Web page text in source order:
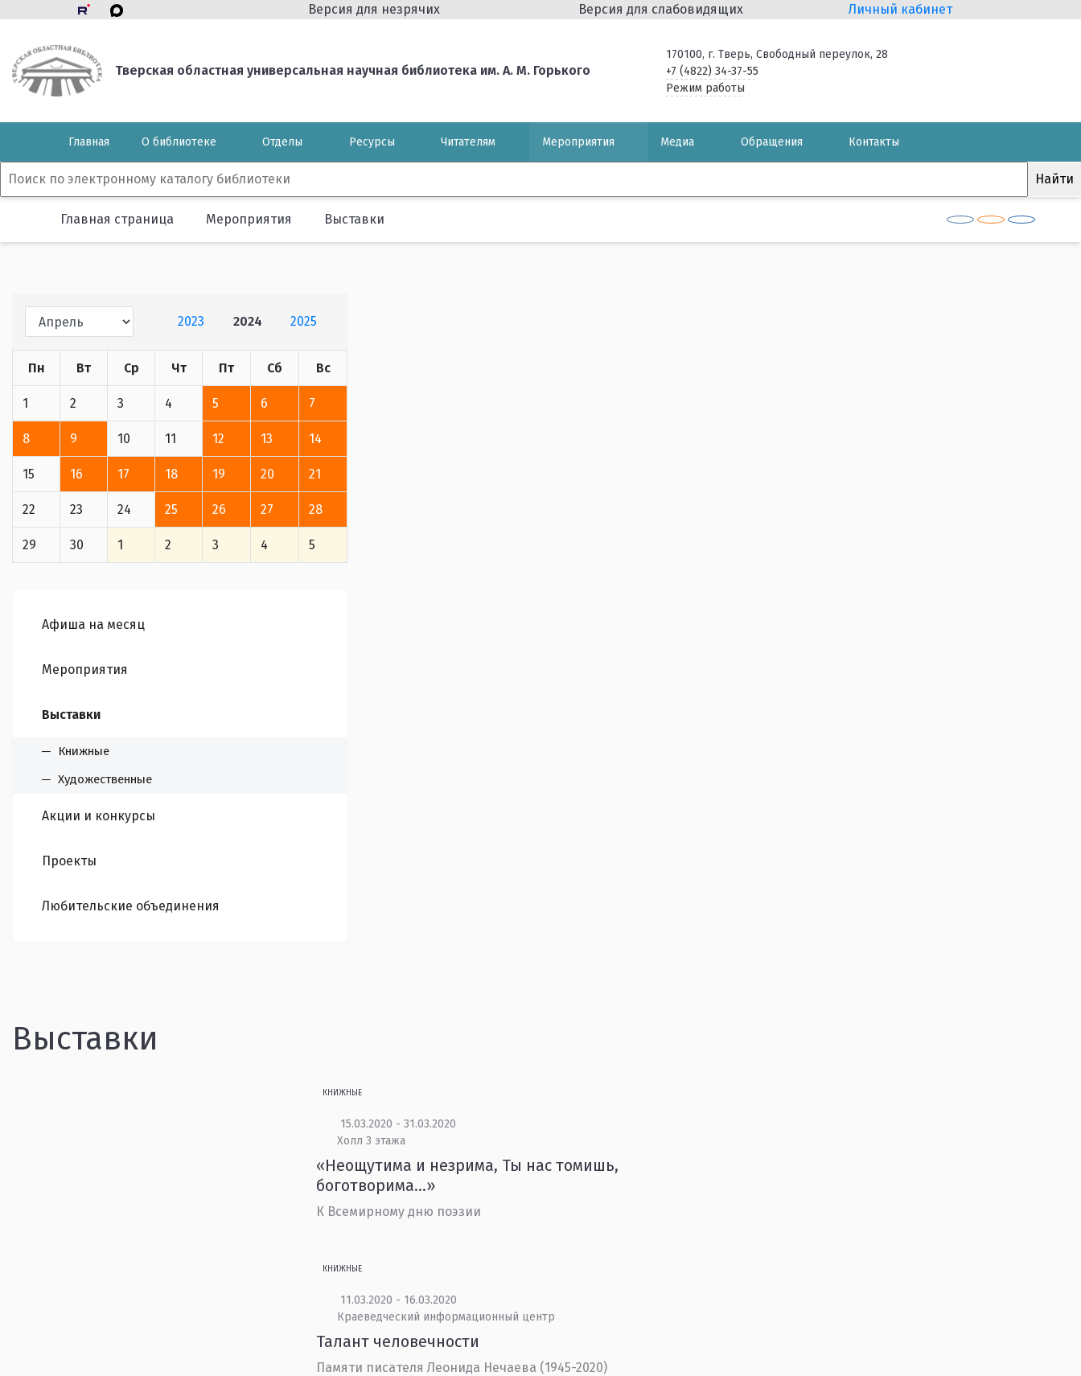
Версия для незрячих Версия для слабовидящих Личный кабинет
Тверская областная универсальная научная библиотека им. А. М. Горького
170100, г. Тверь, Свободный переулок, 28
+7 (4822) 34-37-55
Режим работы
Главная О библиотеке Отделы Ресурсы Читателям Мероприятия Медиа Обращения Контакты
Главная страница Мероприятия Выставки
2023 2024 2025
Пн Вт Ср Чт Пт Сб Вс
1 2 3 4 5 6 7
8 9 10 11 12 13 14
15 16 17 18 19 20 21
22 23 24 25 26 27 28
29 30 1 2 3 4 5
Афиша на месяц
Мероприятия
Выставки
Книжные
Художественные
Акции и конкурсы
Проекты
Любительские объединения
Выставки
КНИЖНЫЕ
15.03.2020 - 31.03.2020
Холл 3 этажа
«Неощутима и незрима, Ты нас томишь,
боготворима...»
К Всемирному дню поэзии
КНИЖНЫЕ
11.03.2020 - 16.03.2020
Краеведческий информационный центр
Талант человечности
Памяти писателя Леонида Нечаева (1945-2020)